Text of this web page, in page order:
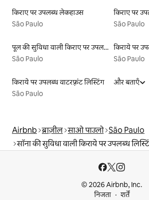
किराए पर उपलब्ध लेकहाउस
São Paulo
किराए पर
São Paulo
पूल की सुविधा वाली किराए पर उपलब्ध लिस्टिंग
São Paulo
किराये पर
São Paulo
किराये पर उपलब्ध वाटरफ़्रंट लिस्टिंग
São Paulo
और बताएँ
Airbnb ब्राज़ील साओ पाउलो São Paulo
सॉना की सुविधा वाली किराये पर उपलब्ध
© 2026 Airbnb, Inc.
निजता
शर्तें